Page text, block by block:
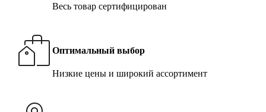
Весь товар сертифицирован
Оптимальный выбор
Низкие цены и широкий ассортимент